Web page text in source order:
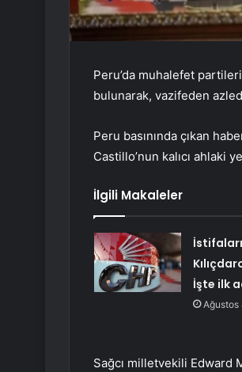
Peru’da muhalefet
bulunarak, vazifeden
Peru basınında çıkan
Castillo’nun kalıcı
İlgili Makaleler
İşte ilk
Ağustos
Sağcı milletvekili Edward